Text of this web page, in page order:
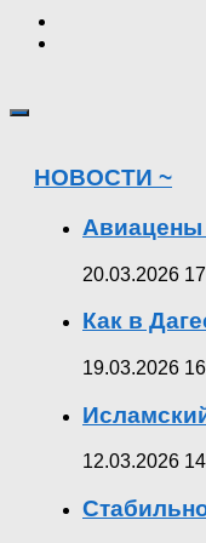
НОВОСТИ ~
Авиацены
20.03.2026
Как в
19.03.2026
12.03.2026